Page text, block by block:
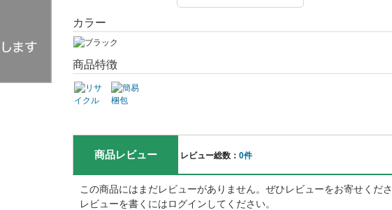
カラー
商品特徴
商品レビュー レビュー総数： 0件
この商品にはまだレビューがありません。ぜひレビューをお寄せくだ
レビューを書くにはログインしてください。